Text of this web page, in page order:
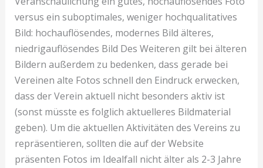
versus ein suboptimales, weniger hochqualitatives
Bild: hochauflösendes, modernes Bild älteres,
niedrigauflösendes Bild Des Weiteren gilt bei älteren
Bildern außerdem zu bedenken, dass gerade bei
Vereinen alte Fotos schnell den Eindruck erwecken,
dass der Verein aktuell nicht besonders aktiv ist
(sonst müsste es folglich aktuelleres Bildmaterial
geben). Um die aktuellen Aktivitäten des Vereins zu
repräsentieren, sollten die auf der Website
präsenten Fotos im Idealfall nicht älter als 2-3 Jahre